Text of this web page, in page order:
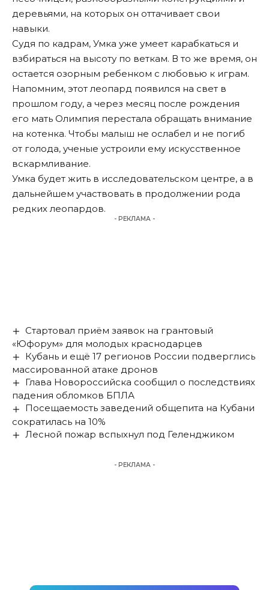
деревьями, на которых он оттачивает свои
навыки.
Судя по кадрам, Умка уже умеет карабкаться и
взбираться на высоту по веткам. В то же время, он
остается озорным ребенком с любовью к играм.
Напомним, этот леопард появился на свет в
прошлом году, а через месяц после рождения
его мать Олимпия перестала обращать внимание
на котенка. Чтобы малыш не ослабел и не погиб
от голода, ученые устроили ему искусственное
вскармливание.
Умка будет жить в исследовательском центре, а в
дальнейшем участвовать в продолжении рода
редких леопардов.
- РЕКЛАМА -
Стартовал приём заявок на грантовый
«Юфорум» для молодых краснодарцев
Кубань и ещё 17 регионов России подверглись
массированной атаке дронов
Глава Новороссийска сообщил о последствиях
падения обломков БПЛА
Посещаемость заведений общепита на Кубани
сократилась на 10%
Лесной пожар вспыхнул под Геленджиком
- РЕКЛАМА -